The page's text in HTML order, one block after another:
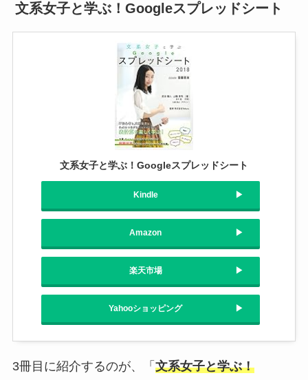
文系女子と学ぶ！Googleスプレッドシート
文系女子と学ぶ！Googleスプレッドシート
Kindle
Amazon
楽天市場
Yahooショッピング
3冊目に紹介するのが、「 文系女子と学ぶ！